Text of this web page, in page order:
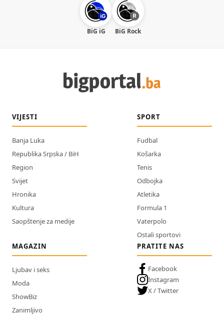
BiG iG BiG Rock
VIJESTI
Banja Luka
Republika Srpska / BiH
Region
Svijet
Hronika
Kultura
Saopštenje za medije
SPORT
Fudbal
Košarka
Tenis
Odbojka
Atletika
Formula 1
Vaterpolo
Ostali sportovi
MAGAZIN
Ljubav i seks
Moda
ShowBiz
Zanimljivo
PRATITE NAS
Facebook
Instagram
X / Twitter